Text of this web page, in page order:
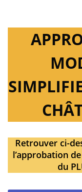
Retrouver ci-
l’approbation
du